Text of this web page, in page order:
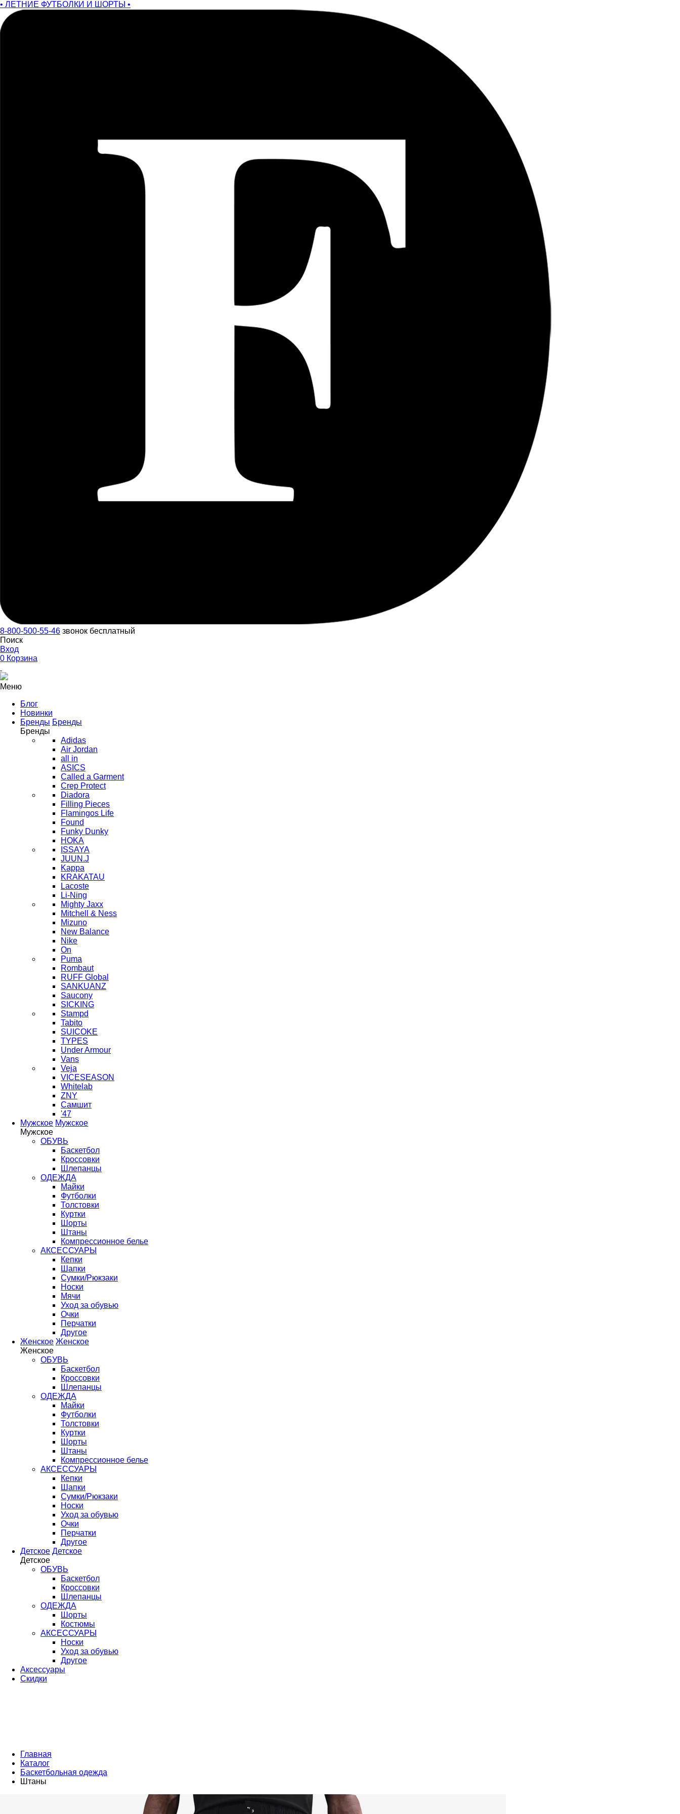
• ЛЕТНИЕ ФУТБОЛКИ И ШОРТЫ •
8-800-500-55-46 звонок бесплатный
Поиск
Вход
0 Корзина
Меню
Блог
Новинки
Бренды Бренды
Бренды
Adidas
Air Jordan
all in
ASICS
Called a Garment
Crep Protect
Diadora
Filling Pieces
Flamingos Life
Found
Funky Dunky
HOKA
ISSAYA
JUUN.J
Kappa
KRAKATAU
Lacoste
Li-Ning
Mighty Jaxx
Mitchell & Ness
Mizuno
New Balance
Nike
On
Puma
Rombaut
RUFF Global
SANKUANZ
Saucony
SICKING
Stampd
Tabito
SUICOKE
TYPES
Under Armour
Vans
Veja
VICESEASON
Whitelab
ZNY
Самшит
'47
Мужское Мужское
Мужское
ОБУВЬ
Баскетбол
Кроссовки
Шлепанцы
ОДЕЖДА
Майки
Футболки
Толстовки
Куртки
Шорты
Штаны
Компрессионное белье
АКСЕССУАРЫ
Кепки
Шапки
Сумки/Рюкзаки
Носки
Мячи
Уход за обувью
Очки
Перчатки
Другое
Женское Женское
Женское
ОБУВЬ
Баскетбол
Кроссовки
Шлепанцы
ОДЕЖДА
Майки
Футболки
Толстовки
Куртки
Шорты
Штаны
Компрессионное белье
АКСЕССУАРЫ
Кепки
Шапки
Сумки/Рюкзаки
Носки
Уход за обувью
Очки
Перчатки
Другое
Детское Детское
Детское
ОБУВЬ
Баскетбол
Кроссовки
Шлепанцы
ОДЕЖДА
Шорты
Костюмы
АКСЕССУАРЫ
Носки
Уход за обувью
Другое
Аксессуары
Скидки
Главная
Каталог
Баскетбольная одежда
Штаны